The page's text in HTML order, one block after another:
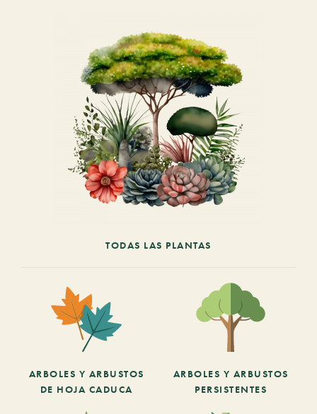
TODAS LAS PLANTAS
ARBOLES Y ARBUSTOS
DE HOJA CADUCA
ARBOLES Y ARBUSTOS
PERSISTENTES